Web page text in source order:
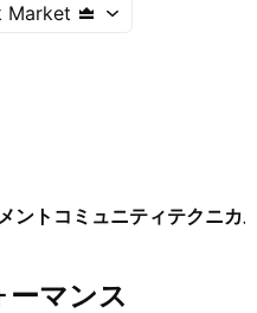
Market
ント コミュニティテクニカ
ーマンス